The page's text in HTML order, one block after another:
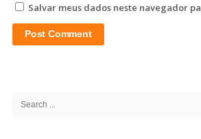
Salvar meus dados neste navegador
Search